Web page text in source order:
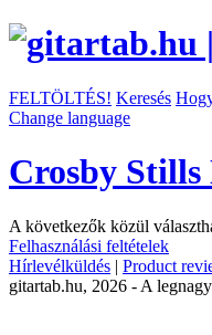
FELTÖLTÉS! Keresés
Change language
Crosby Stills
A következők közül
Felhasználási feltételek
Hírlevélküldés | Product
gitartab.hu, 2026 - A